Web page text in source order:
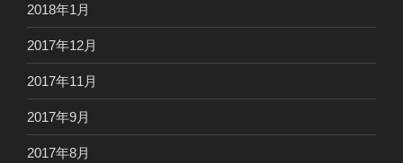
2018年1月
2017年12月
2017年11月
2017年9月
2017年8月